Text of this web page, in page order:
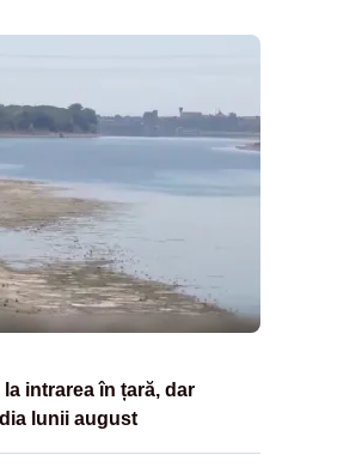
intrarea în țară, dar
lunii august